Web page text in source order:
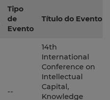
Tipo
de
Evento
Título do Evento
--
14th
International
Conference on
Intellectual
Capital,
Knowledge